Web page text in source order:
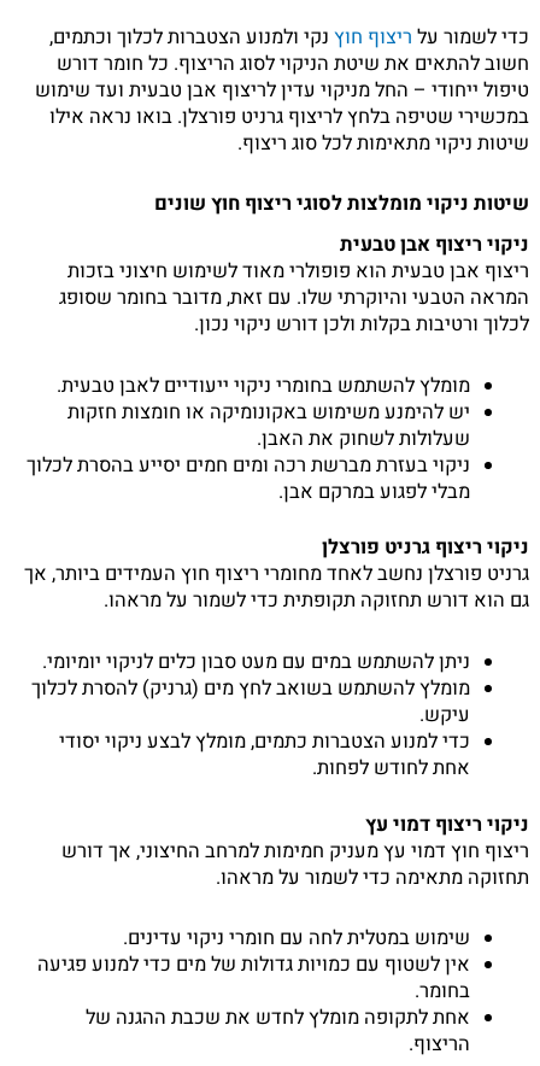
כדי לשמור על ריצוף חוץ נקי ולמנוע הצטברות לכלוך וכתמים,
חשוב להתאים את שיטת הניקוי לסוג הריצוף. כל חומר דורש
טיפול ייחודי – החל מניקוי עדין לריצוף אבן טבעית ועד שימוש
במכשירי שטיפה בלחץ לריצוף גרניט פורצלן. בואו נראה אילו
שיטות ניקוי מתאימות לכל סוג ריצוף.
שיטות ניקוי מומלצות לסוגי ריצוף חוץ שונים
ניקוי ריצוף אבן טבעית
ריצוף אבן טבעית הוא פופולרי מאוד לשימוש חיצוני בזכות
המראה הטבעי והיוקרתי שלו. עם זאת, מדובר בחומר שסופג
לכלוך ורטיבות בקלות ולכן דורש ניקוי נכון.
מומלץ להשתמש בחומרי ניקוי ייעודיים לאבן טבעית.
יש להימנע משימוש באקונומיקה או חומצות חזקות
שעלולות לשחוק את האבן.
ניקוי בעזרת מברשת רכה ומים חמים יסייע בהסרת לכלוך
מבלי לפגוע במרקם אבן.
ניקוי ריצוף גרניט פורצלן
גרניט פורצלן נחשב לאחד מחומרי ריצוף חוץ העמידים ביותר, אך
גם הוא דורש תחזוקה תקופתית כדי לשמור על מראהו.
ניתן להשתמש במים עם מעט סבון כלים לניקוי יומיומי.
מומלץ להשתמש בשואב לחץ מים (גרניק) להסרת לכלוך
עיקש.
כדי למנוע הצטברות כתמים, מומלץ לבצע ניקוי יסודי
אחת לחודש לפחות.
ניקוי ריצוף דמוי עץ
ריצוף חוץ דמוי עץ מעניק חמימות למרחב החיצוני, אך דורש
תחזוקה מתאימה כדי לשמור על מראהו.
שימוש במטלית לחה עם חומרי ניקוי עדינים.
אין לשטוף עם כמויות גדולות של מים כדי למנוע פגיעה
בחומר.
אחת לתקופה מומלץ לחדש את שכבת ההגנה של
הריצוף.